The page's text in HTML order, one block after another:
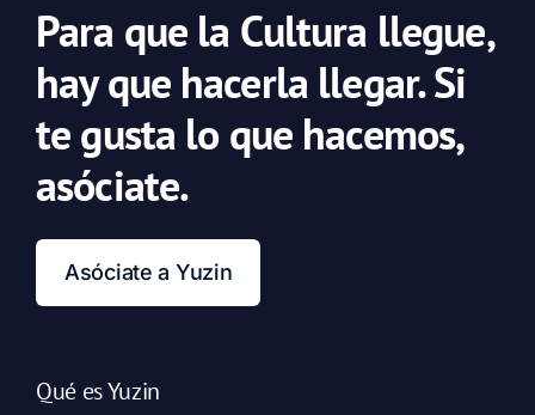
Para que la Cultura llegue,
hay que hacerla llegar. Si
te gusta lo que hacemos,
asóciate.
Asóciate a Yuzin
Qué es Yuzin